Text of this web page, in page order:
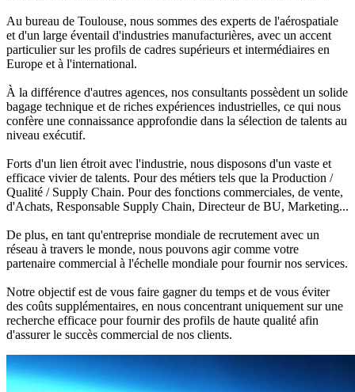
Au bureau de Toulouse, nous sommes des experts de l'aérospatiale
et d'un large éventail d'industries manufacturières, avec un accent
particulier sur les profils de cadres supérieurs et intermédiaires en
Europe et à l'international.
À la différence d'autres agences, nos consultants possèdent un solide
bagage technique et de riches expériences industrielles, ce qui nous
confère une connaissance approfondie dans la sélection de talents au
niveau exécutif.
Forts d'un lien étroit avec l'industrie, nous disposons d'un vaste et
efficace vivier de talents. Pour des métiers tels que la Production /
Qualité / Supply Chain. Pour des fonctions commerciales, de vente,
d'Achats, Responsable Supply Chain, Directeur de BU, Marketing...
De plus, en tant qu'entreprise mondiale de recrutement avec un
réseau à travers le monde, nous pouvons agir comme votre
partenaire commercial à l'échelle mondiale pour fournir nos services.
Notre objectif est de vous faire gagner du temps et de vous éviter
des coûts supplémentaires, en nous concentrant uniquement sur une
recherche efficace pour fournir des profils de haute qualité afin
d'assurer le succès commercial de nos clients.